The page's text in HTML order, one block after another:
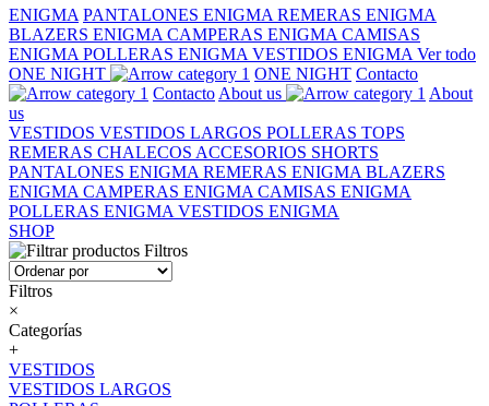
ENIGMA PANTALONES ENIGMA REMERAS ENIGMA
BLAZERS ENIGMA CAMPERAS ENIGMA CAMISAS
ENIGMA POLLERAS ENIGMA VESTIDOS ENIGMA Ver todo
ONE NIGHT
ONE NIGHT Contacto
Contacto About us
About
us
VESTIDOS VESTIDOS LARGOS POLLERAS TOPS
REMERAS CHALECOS ACCESORIOS SHORTS
PANTALONES ENIGMA REMERAS ENIGMA BLAZERS
ENIGMA CAMPERAS ENIGMA CAMISAS ENIGMA
POLLERAS ENIGMA VESTIDOS ENIGMA
SHOP
Filtros
Filtros
×
Categorías
+
VESTIDOS
VESTIDOS LARGOS